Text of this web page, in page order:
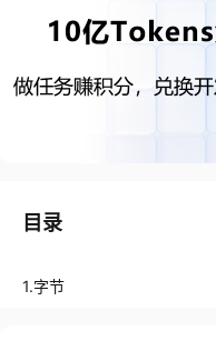
目录
1.字节